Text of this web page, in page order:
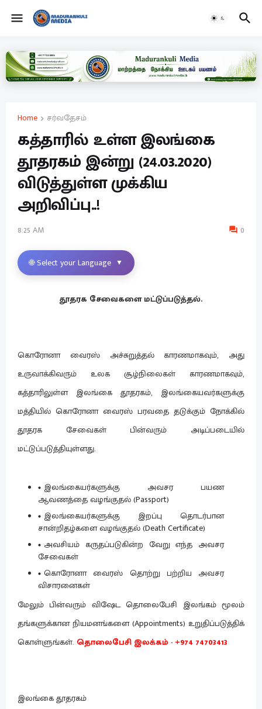
Home சர்வதேசம்
கத்தாரில் உள்ள இலங்கை
தூதரகம் இன்று (24.03.2020)
விடுத்துள்ள முக்கிய
அறிவிப்பு..!
8:25 AM 0
🌐 Select your Language ▼
தூதரக சேவைகளை மட்டுப்படுத்தல்.
கொரோனா வைரஸ் அச்சுறுத்தல் காரணமாகவும், அது
உருவாக்கிவரும் உலக சூழ்நிலைகள் காரணமாகவும்,
கத்தாரிலுள்ள இலங்கை தூதரகம், இலங்கையவர்களுக்கு
மத்தியில் கொரோனா வைரஸ் பரவதை தடுக்கும் நோக்கில்
தூதரக சேவைகள் பின்வரும் அடிப்படையில்
மட்டுப்படுத்தியுள்ளது.
இலங்கையர்களுக்கு அவசர பயண
ஆவணத்தை வழங்குதல் (Passport)
இலங்கையர்களுக்கு இறப்பு தொடர்பான
சான்றிதழ்களை வழங்குதல் (Death Certificate)
அவசியம் கருதப்படுகின்ற வேறு எந்த அவசர
சேவைகள்
கொரோனா வைரஸ் தொற்று பற்றிய அவசர
விசாரனைகள்
மேலும் பின்வரும் விஷேட தொலைபேசி இலங்கம் மூலம்
தங்களுக்கான நியமனங்களை (Appointments) உறுதிப்படுத்திக்
கொள்ளுங்கள். தொலைபேசி இலக்கம் - +974 74703413
இலங்கை தூதரகம்